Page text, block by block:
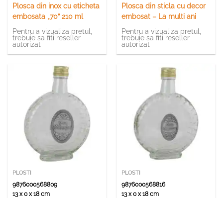
Plosca din inox cu eticheta
embosata „70” 210 ml
Pentru a vizualiza pretul,
trebuie sa fiti reseller
autorizat
Plosca din sticla cu decor
embosat – La multi ani
Pentru a vizualiza pretul,
trebuie sa fiti reseller
autorizat
PLOSTI
9876000568809
13 x 0 x 18 cm
PLOSTI
9876000568816
13 x 0 x 18 cm